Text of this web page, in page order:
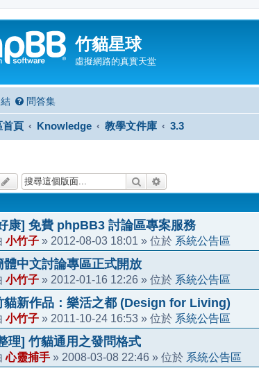
竹貓星球
虛擬網路的真實天堂
問答集
首頁 Knowledge 教學文件庫 3.3
搜尋
康] 免費 phpBB3 討論區專案服務
小竹子 » 2012-08-03 18:01 » 位於 系統公告區
體中文討論專區正式開放
小竹子 » 2012-01-16 12:26 » 位於 系統公告區
貓新作品：樂活之都 (Design for Living)
小竹子 » 2011-10-24 16:53 » 位於 系統公告區
理] 竹貓通用之發問格式
心靈捕手 » 2008-03-08 22:46 » 位於 系統公告區